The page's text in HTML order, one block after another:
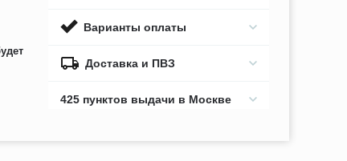
Варианты оплаты
Доставка и ПВЗ
425 пунктов выдачи в Москве